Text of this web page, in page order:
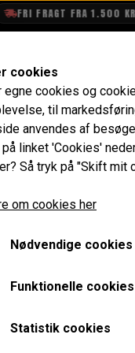
FRI FRAGT FRA 1.500 KR.
Vippetøj
Varenummer: 2A21NOS
Har en smule
Passer KUN til std.
cookies
egne cookies og
til
anvendes af
linket 'Cookies'
Så tryk på "Skift mit
om cookies her
Nødvendige cookies
Funktionelle cookies
Statistik cookies